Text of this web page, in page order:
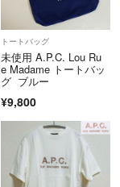
トートバッグ
未使用 A.P.C. Lou Ru
e Madame トートバッ
グ ブルー
¥9,800